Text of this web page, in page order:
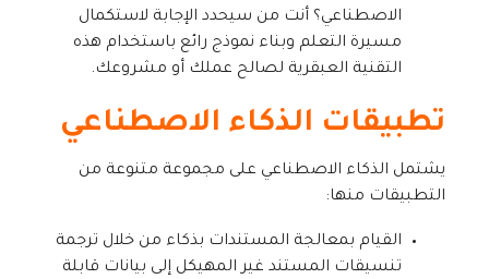
الاصطناعي؟ أنت من سيحدد الإجابة لاستكمال
مسيرة التعلم وبناء نموذج رائع باستخدام هذه
التقنية العبقرية لصالح عملك أو مشروعك.
تطبيقات الذكاء الاصطناعي
يشتمل الذكاء الاصطناعي على مجموعة متنوعة من
التطبيقات منها:
القيام بمعالجة المستندات بذكاء من خلال ترجمة
تنسيقات المستند غير المهيكل إلى بيانات قابلة